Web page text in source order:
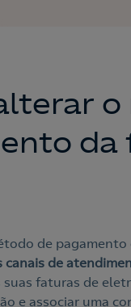
da
de pagamento
canais de
suas faturas de
e associar uma